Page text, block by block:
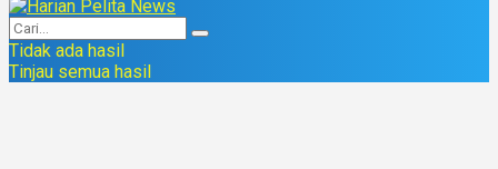
Tidak ada hasil
Tinjau semua hasil